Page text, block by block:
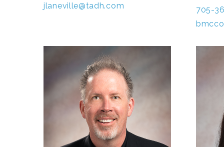
jlaneville@tadh.com
705-